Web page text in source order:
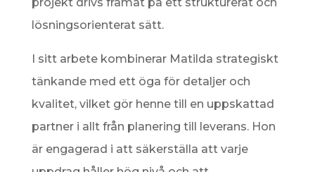
lösningsorienterat sätt.
I sitt arbete kombinerar Matilda strategiskt
tänkande med ett öga för detaljer och
kvalitet, vilket gör henne till en uppskattad
partner i allt från planering till leverans. Hon
är engagerad i att säkerställa att varje